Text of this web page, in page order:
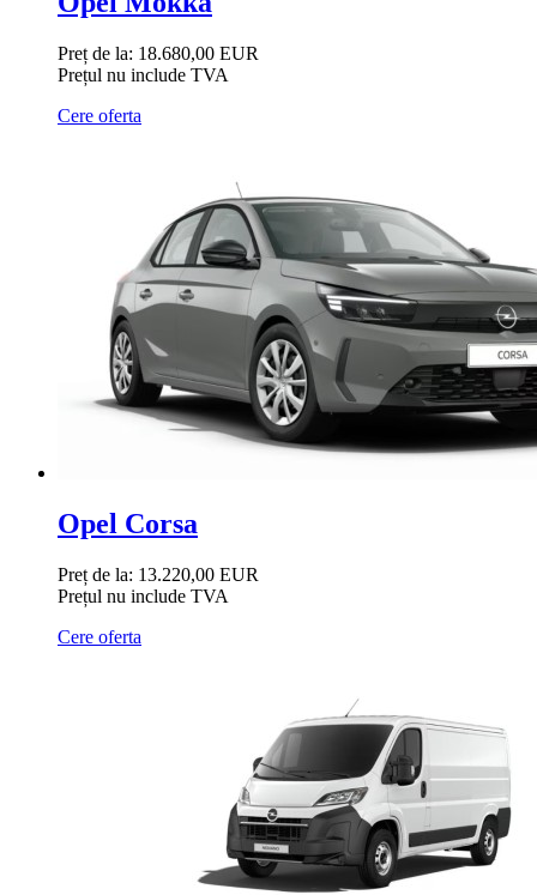
Preț de la: 18.680,00 EUR
Prețul nu include TVA
Cere oferta
Opel Corsa
Preț de la: 13.220,00 EUR
Prețul nu include TVA
Cere oferta